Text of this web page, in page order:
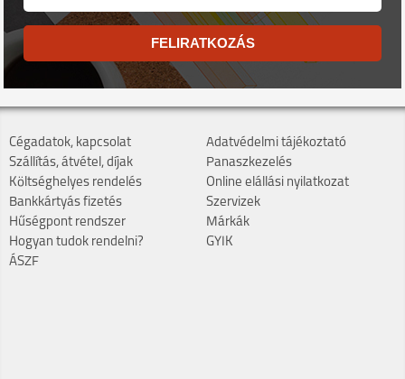
FELIRATKOZÁS
Cégadatok, kapcsolat
Szállítás, átvétel, díjak
Költséghelyes rendelés
Bankkártyás fizetés
Hűségpont rendszer
Hogyan tudok rendelni?
ÁSZF
Adatvédelmi tájékoztató
Panaszkezelés
Online elállási nyilatkozat
Szervizek
Márkák
GYIK